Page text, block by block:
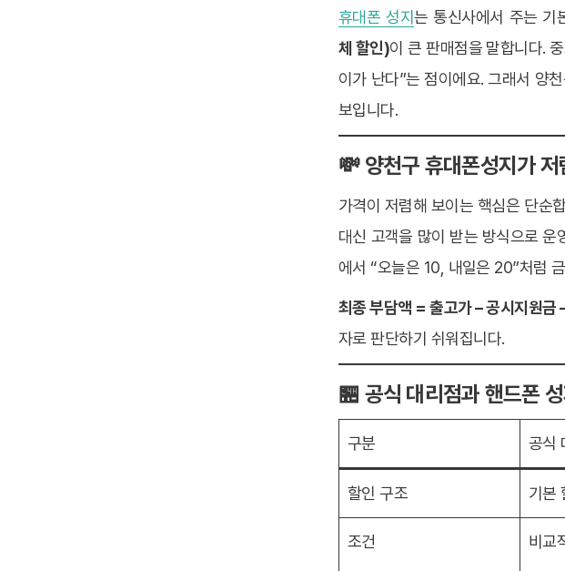
휴대폰 성지는 통신사에서 주는 기
체 할인)이 큰 판매점을 말합니다.
이가 난다”는 점이에요. 그래서 양
보입니다.
💸 양천구 휴대폰성지가 저
가격이 저렴해 보이는 핵심은 단순
대신 고객을 많이 받는 방식으로 운
에서 “오늘은 10, 내일은 20”처럼
최종 부담액 = 출고가 – 공시지원금
자로 판단하기 쉬워집니다.
🏪 공식 대리점과 핸드폰 성
구분 공식
할인 구조 기본
조건 비교